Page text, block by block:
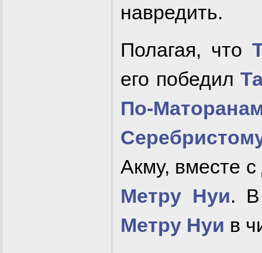
навредить.
Полагая, что
его победил
По-
Акму, вместе
Метру Нуи. В
Метру Нуи в